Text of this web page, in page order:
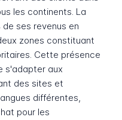
les continents. La
ses revenus en
zones constituant
Cette présence
s'adapter aux
des sites et
différentes,
pour les